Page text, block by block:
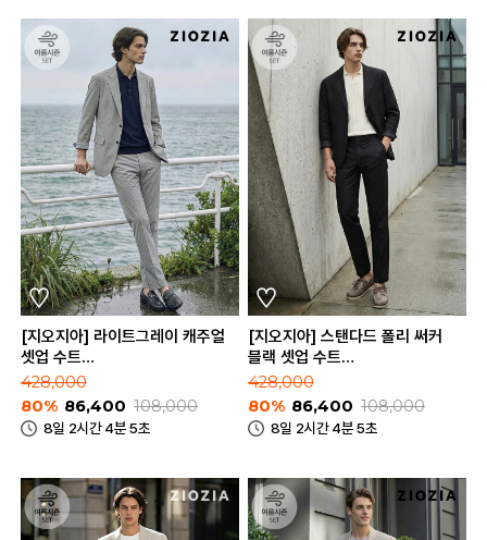
[지오지아] 라이트그레이 캐주얼
셋업 수트
(AAE2KG1604_AAE2PP1604_LGR)
428,000
80% 86,400 108,000
8일 2시간 4분 5초
[지오지아] 스탠다드 폴리 써커
블랙 셋업 수트
428,000
80% 86,400 108,000
8일 2시간 4분 5초